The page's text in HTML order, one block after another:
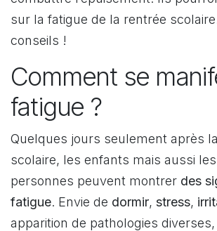
sur la fatigue de la rentrée
conseils !
Comment se
fatigue ?
Quelques jours seulement après
scolaire, les enfants mais aussi
personnes peuvent montrer des
fatigue. Envie de dormir, stress,
apparition de pathologies